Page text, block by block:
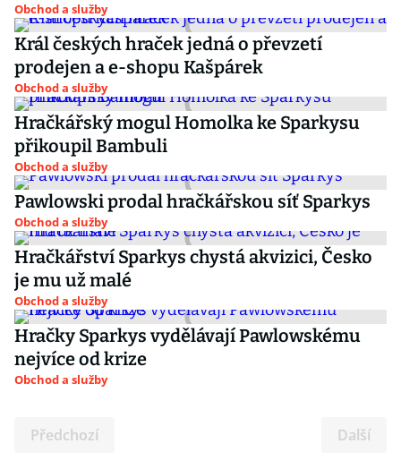
Obchod a služby
Král českých hraček jedná o převzetí
prodejen a e-shopu Kašpárek
Obchod a služby
Hračkářský mogul Homolka ke Sparkysu
přikoupil Bambuli
Obchod a služby
Pawlowski prodal hračkářskou síť Sparkys
Obchod a služby
Hračkářství Sparkys chystá akvizici, Česko
je mu už malé
Obchod a služby
Hračky Sparkys vydělávají Pawlowskému
nejvíce od krize
Obchod a služby
Předchozí Další